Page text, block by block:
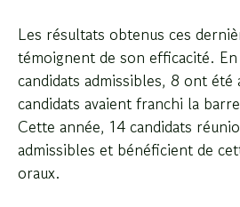
Les résultats obtenus ces
témoignent de son efficacité.
candidats admissibles, 8 ont été
candidats avaient franchi la
Cette année, 14 candidats
admissibles et bénéficient de
oraux.